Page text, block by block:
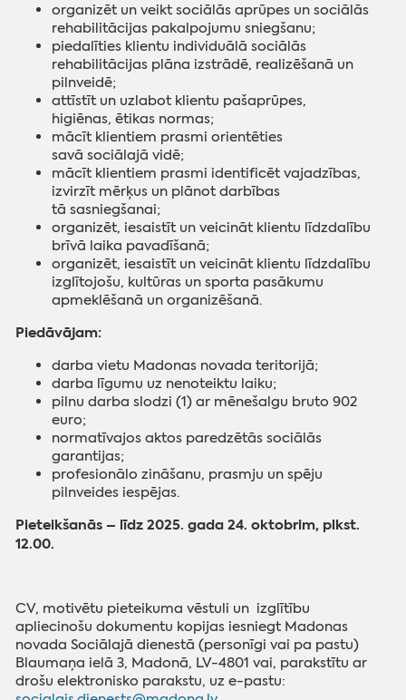
organizēt un veikt sociālās aprūpes un sociālās
rehabilitācijas pakalpojumu sniegšanu;
piedalīties klientu individuālā sociālās
rehabilitācijas plāna izstrādē, realizēšanā un
pilnveidē;
attīstīt un uzlabot klientu pašaprūpes,
higiēnas, ētikas normas;
mācīt klientiem prasmi orientēties
savā sociālajā vidē;
mācīt klientiem prasmi identificēt vajadzības,
izvirzīt mērķus un plānot darbības
tā sasniegšanai;
organizēt, iesaistīt un veicināt klientu līdzdalību
brīvā laika pavadīšanā;
organizēt, iesaistīt un veicināt klientu līdzdalību
izglītojošu, kultūras un sporta pasākumu
apmeklēšanā un organizēšanā.
Piedāvājam:
darba vietu Madonas novada teritorijā;
darba līgumu uz nenoteiktu laiku;
pilnu darba slodzi (1) ar mēnešalgu bruto 902
euro;
normatīvajos aktos paredzētās sociālās
garantijas;
profesionālo zināšanu, prasmju un spēju
pilnveides iespējas.
Pieteikšanās – līdz 2025. gada 24. oktobrim, plkst.
12.00.
CV, motivētu pieteikuma vēstuli un izglītību
apliecinošu dokumentu kopijas iesniegt Madonas
novada Sociālajā dienestā (personīgi vai pa pastu)
Blaumaņa ielā 3, Madonā, LV-4801 vai, parakstītu ar
drošu elektronisko parakstu, uz e-pastu: